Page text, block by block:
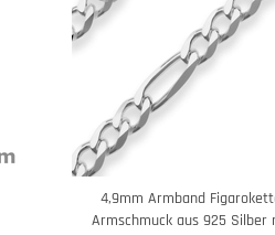
4,9mm Armband
Armschmuck aus 925 Silber